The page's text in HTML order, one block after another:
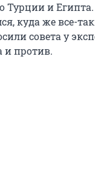
Турции и
куда же все-
совета у
и против.